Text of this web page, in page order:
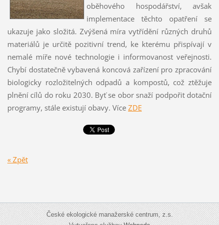
oběhového hospodářství, avšak
implementace těchto opatření se
ukazuje jako složitá. Zvýšená míra vytřídění různých druhů
materiálů je určitě pozitivní trend, ke kterému přispívají v
nemalé míře nové technologie i informovanost veřejnosti.
Chybí dostatečně vybavená koncová zařízení pro zpracování
biologicky rozložitelných odpadů a kompostů, což ztěžuje
plnění cílů do roku 2030. Byť se obor snaží podpořit dotační
programy, stále existují obavy. Více ZDE
« Zpět
České ekologické manažerské centrum, z.s.